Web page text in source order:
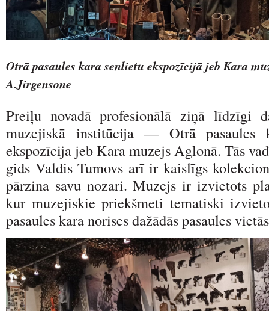
Otrā pasaules kara senlietu ekspozīcijā jeb Kara
A.Jirgensone
Preiļu novadā profesionālā ziņā līdzīgi
muzejiskā institūcija — Otrā pasaules
ekspozīcija jeb Kara muzejs Aglonā. Tās
gids Valdis Tumovs arī ir kaislīgs
pārzina savu nozari. Muzejs ir izvietots
kur muzejiskie priekšmeti tematiski
pasaules kara norises dažādās pasaules